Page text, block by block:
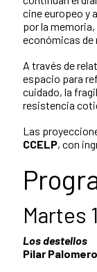
cine europeo y
por la
económicas
A través de
espacio para
cuidado, la
resistencia
Las
CCELP, con
Martes
Los destellos
Pilar